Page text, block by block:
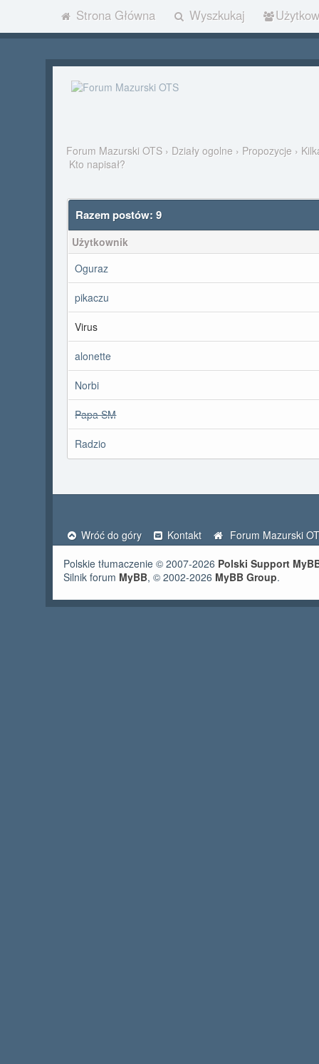
Strona Główna Wyszkukaj
Forum Mazurski OTS › Działy ogolne › Propozycje ›
Kto napisał?
Razem postów: 9
Użytkownik
Oguraz
pikaczu
Virus
alonette
Norbi
Papa SM
Radzio
Wróć do góry Kontakt
Forum Mazurski
Polskie tłumaczenie © 2007-2026 Polski Support
Silnik forum MyBB, © 2002-2026 MyBB Group.